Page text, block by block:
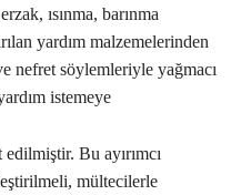
ısınma, barınma
yardım malzemelerinden
nefret söylemleriyle yağmacı
istemeye
Bu ayırımcı
mültecilerle